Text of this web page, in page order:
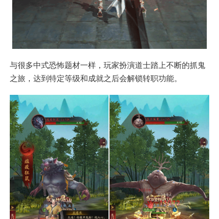
与很多中式恐怖题材一样，玩家扮演道士踏上不断的抓鬼
之旅，达到特定等级和成就之后会解锁转职功能。